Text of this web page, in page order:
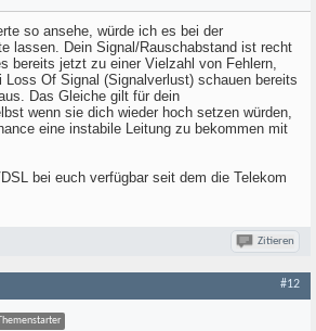
so ansehe, würde ich es bei der
lassen. Dein Signal/Rauschabstand ist recht
bereits jetzt zu einer Vielzahl von Fehlern,
Loss Of Signal (Signalverlust) schauen bereits
Das Gleiche gilt für dein
wenn sie dich wieder hoch setzen würden,
eine instabile Leitung zu bekommen mit
bei euch verfügbar seit dem die Telekom
Zitieren
#12